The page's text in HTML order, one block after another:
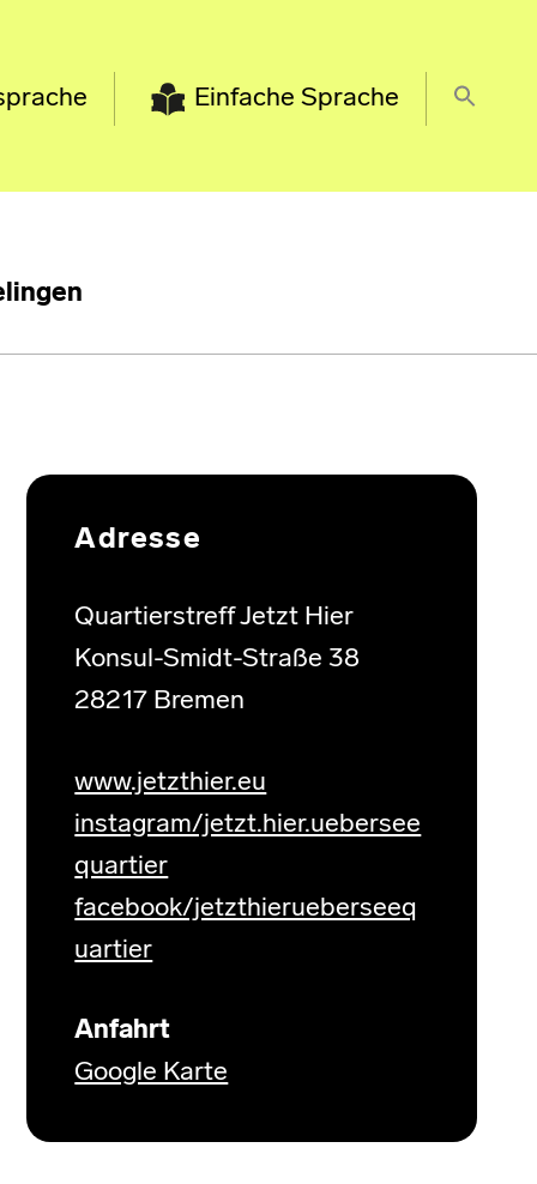
Einfache Sprache
Adresse
Quartierstreff Jetzt Hier
Konsul-Smidt-Straße 38
28217 Bremen
www.jetzthier.eu
instagram/jetzt.hier.uebersee
quartier
facebook/jetzthierueberseeq
uartier
Anfahrt
Google Karte